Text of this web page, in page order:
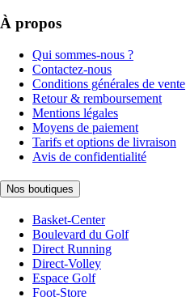
À propos
Qui sommes-nous ?
Contactez-nous
Conditions générales de vente
Retour & remboursement
Mentions légales
Moyens de paiement
Tarifs et options de livraison
Avis de confidentialité
Nos boutiques
Basket-Center
Boulevard du Golf
Direct Running
Direct-Volley
Espace Golf
Foot-Store